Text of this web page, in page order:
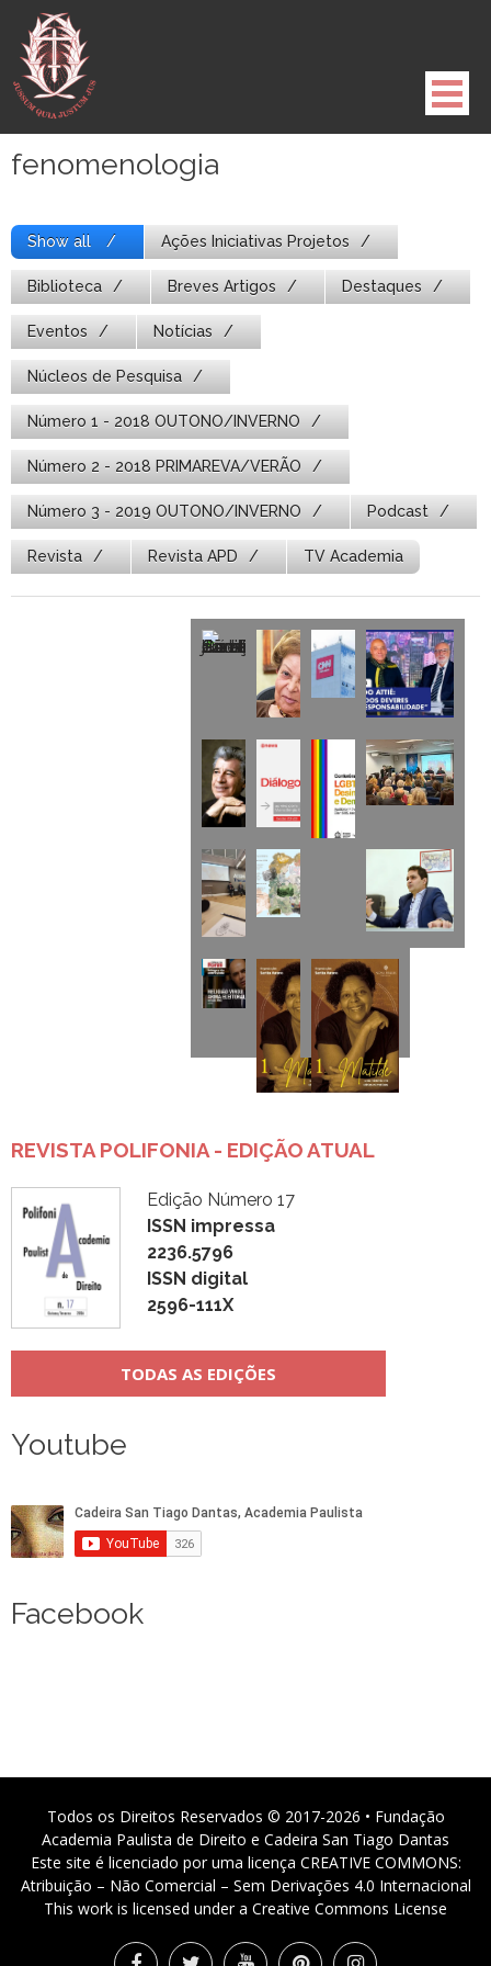
para
conteúdo
fenomenologia
Show all Ações Iniciativas Projetos
Biblioteca Breves Artigos Destaques
Eventos Notícias
Núcleos de Pesquisa
Número 1 - 2018 OUTONO/INVERNO
Número 2 - 2018 PRIMAREVA/VERÃO
Número 3 - 2019 OUTONO/INVERNO Podcast
Revista Revista APD TV Academia
REVISTA POLIFONIA - EDIÇÃO ATUAL
Edição Número 17
ISSN impressa
2236.5796
ISSN digital
2596-111X
TODAS AS EDIÇÕES
Youtube
Facebook
Todos os Direitos Reservados © 2017-2026 • Fundação
Academia Paulista de Direito e Cadeira San Tiago Dantas
Este site é licenciado por uma licença CREATIVE COMMONS:
Atribuição – Não Comercial – Sem Derivações 4.0 Internacional
This work is licensed under a Creative Commons License